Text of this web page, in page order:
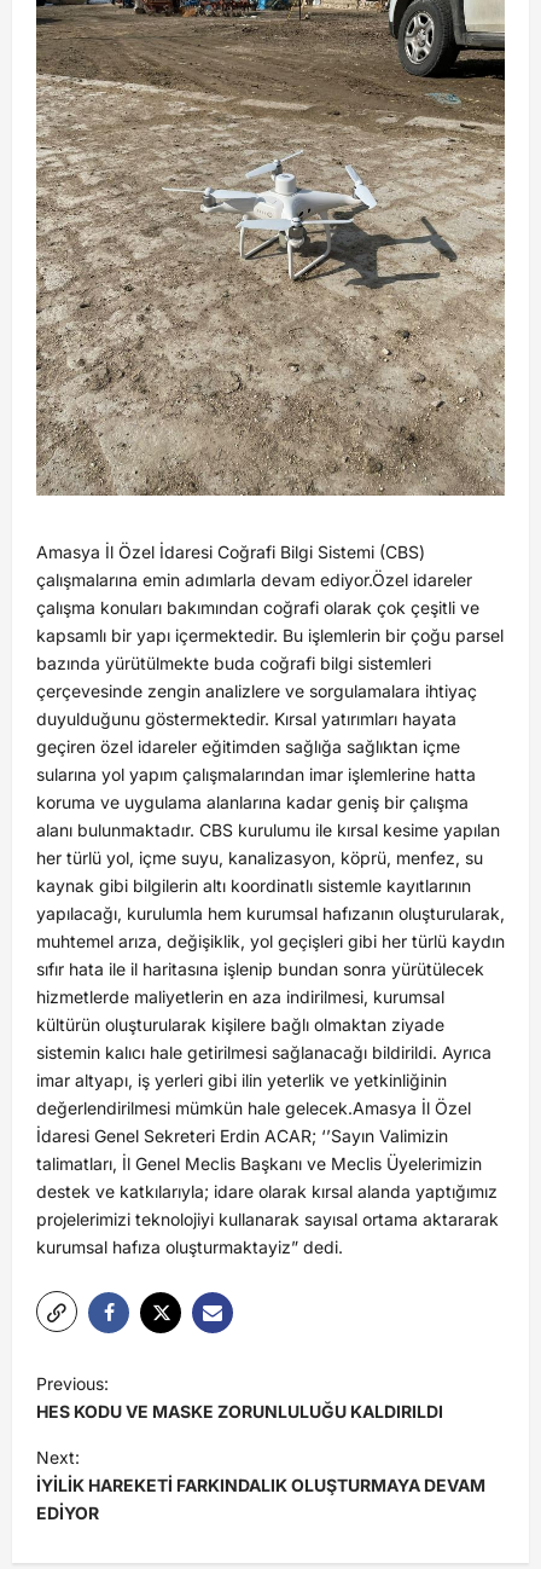
Amasya İl Özel İdaresi Coğrafi Bilgi Sistemi (CBS)
çalışmalarına emin adımlarla devam ediyor.Özel idareler
çalışma konuları bakımından coğrafi olarak çok çeşitli ve
kapsamlı bir yapı içermektedir. Bu işlemlerin bir çoğu parsel
bazında yürütülmekte buda coğrafi bilgi sistemleri
çerçevesinde zengin analizlere ve sorgulamalara ihtiyaç
duyulduğunu göstermektedir. Kırsal yatırımları hayata
geçiren özel idareler eğitimden sağlığa sağlıktan içme
sularına yol yapım çalışmalarından imar işlemlerine hatta
koruma ve uygulama alanlarına kadar geniş bir çalışma
alanı bulunmaktadır. CBS kurulumu ile kırsal kesime yapılan
her türlü yol, içme suyu, kanalizasyon, köprü, menfez, su
kaynak gibi bilgilerin altı koordinatlı sistemle kayıtlarının
yapılacağı, kurulumla hem kurumsal hafızanın oluşturularak,
muhtemel arıza, değişiklik, yol geçişleri gibi her türlü kaydın
sıfır hata ile il haritasına işlenip bundan sonra yürütülecek
hizmetlerde maliyetlerin en aza indirilmesi, kurumsal
kültürün oluşturularak kişilere bağlı olmaktan ziyade
sistemin kalıcı hale getirilmesi sağlanacağı bildirildi. Ayrıca
imar altyapı, iş yerleri gibi ilin yeterlik ve yetkinliğinin
değerlendirilmesi mümkün hale gelecek.Amasya İl Özel
İdaresi Genel Sekreteri Erdin ACAR; ‘’Sayın Valimizin
talimatları, İl Genel Meclis Başkanı ve Meclis Üyelerimizin
destek ve katkılarıyla; idare olarak kırsal alanda yaptığımız
projelerimizi teknolojiyi kullanarak sayısal ortama aktararak
kurumsal hafıza oluşturmaktayiz” dedi.
Previous:
HES KODU VE MASKE ZORUNLULUĞU KALDIRILDI
Next:
İYİLİK HAREKETİ FARKINDALIK OLUŞTURMAYA DEVAM
EDİYOR